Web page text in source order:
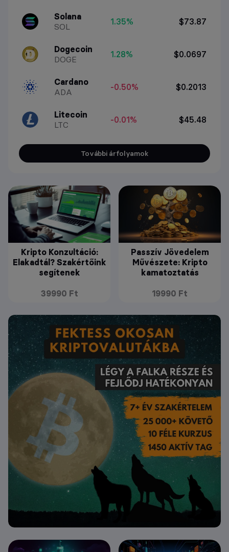
Solana
SOL
1.35% $73.87
Dogecoin
DOGE
1.28% $0.0697
Cardano
ADA
-0.50% $0.2013
Litecoin
LTC
-0.01% $45.48
További árfolyamok
Kripto Konzultáció:
Elakadtál? Szakértőink
segítenek
39990 Ft
Passzív Jövedelem
Művészete: Kripto
kamatoztatás
19990 Ft